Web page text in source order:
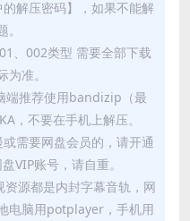
解压密码】，如果不能解
、002类型 需要全部下载
准。
端推荐使用bandizip（最
，不要在手机上解压。
需要网盘会员的，请开通
VIP账号，请自重。
源都是内封字幕音轨，网
电脑用potplayer，手机用